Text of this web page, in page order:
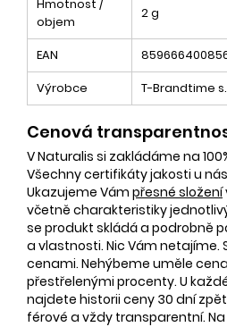
Hmotnost /
objem
2 g
EAN
Výrobce
T-Brandtime
Cenová
V Naturalis si zakládáme na
Všechny certifikáty jakosti u nás
Ukazujeme Vám přesné složení
včetně charakteristiky
se produkt skládá a podrobně
a vlastnosti. Nic Vám netajíme.
cenami. Nehýbeme uměle
přestřelenými procenty. U
najdete historii ceny 30 dní
férové a vždy transparentní.